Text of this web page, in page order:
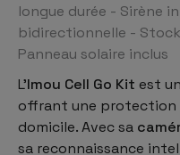
longue durée - Sirène
bidirectionnelle -
Panneau solaire inclus
L'Imou Cell Go Kit est
offrant une protection
domicile. Avec sa
sa reconnaissance